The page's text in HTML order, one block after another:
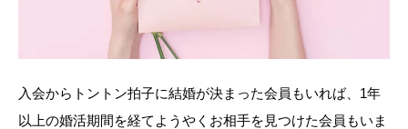
入会からトントン拍子に結婚が決まった会員もいれば、1年
以上の婚活期間を経てようやくお相手を見つけた会員もいま